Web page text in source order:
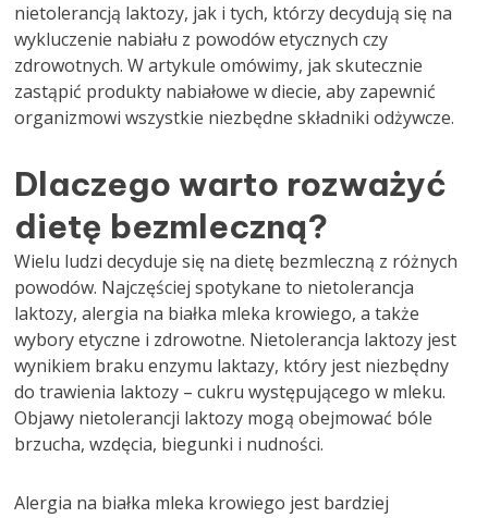
nietolerancją laktozy, jak i tych, którzy decydują się na
wykluczenie nabiału z powodów etycznych czy
zdrowotnych. W artykule omówimy, jak skutecznie
zastąpić produkty nabiałowe w diecie, aby zapewnić
organizmowi wszystkie niezbędne składniki odżywcze.
Dlaczego warto rozważyć
dietę bezmleczną?
Wielu ludzi decyduje się na dietę bezmleczną z różnych
powodów. Najczęściej spotykane to nietolerancja
laktozy, alergia na białka mleka krowiego, a także
wybory etyczne i zdrowotne. Nietolerancja laktozy jest
wynikiem braku enzymu laktazy, który jest niezbędny
do trawienia laktozy – cukru występującego w mleku.
Objawy nietolerancji laktozy mogą obejmować bóle
brzucha, wzdęcia, biegunki i nudności.
Alergia na białka mleka krowiego jest bardziej